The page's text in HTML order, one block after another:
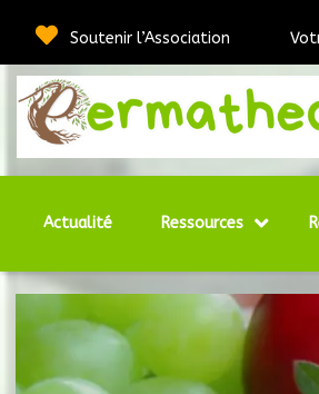
Soutenir l’Association
Actualité Ressources